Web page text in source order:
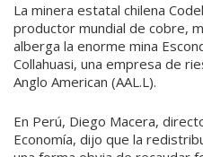
La minera estatal chilena
productor mundial de cobre,
alberga la enorme mina
Collahuasi, una empresa de
Anglo American (AAL.L).
En Perú, Diego Macera,
Economía, dijo que la